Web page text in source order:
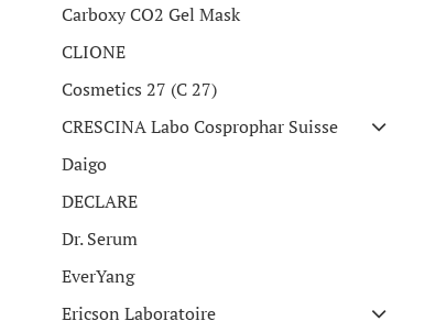
Carboxy CO2 Gel Mask
CLIONE
Cosmetics 27 (C 27)
CRESCINA Labo Cosprophar Suisse
Daigo
DECLARE
Dr. Serum
EverYang
Ericson Laboratoire